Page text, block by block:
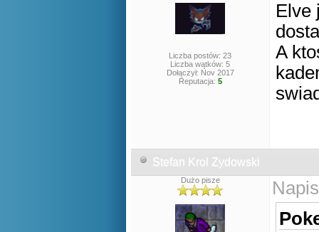
Liczba postów: 23
Liczba wątków: 5
Dołączył: Nov 2017
Reputacja: 5
Elve
A
Stefan Krol Zydowski
Dużo pisze